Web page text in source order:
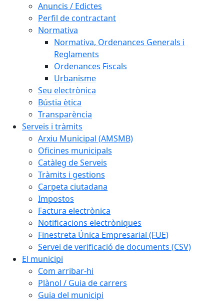
Anuncis / Edictes
Perfil de contractant
Normativa
Normativa, Ordenances Generals i
Reglaments
Ordenances Fiscals
Urbanisme
Seu electrònica
Bústia ètica
Transparència
Serveis i tràmits
Arxiu Municipal (AMSMB)
Oficines municipals
Catàleg de Serveis
Tràmits i gestions
Carpeta ciutadana
Impostos
Factura electrònica
Notificacions electròniques
Finestreta Única Empresarial (FUE)
Servei de verificació de documents (CSV)
El municipi
Com arribar-hi
Plànol / Guia de carrers
Guia del municipi